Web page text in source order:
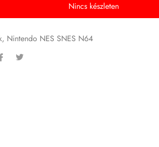
Nincs készleten
, Nintendo NES SNES N64